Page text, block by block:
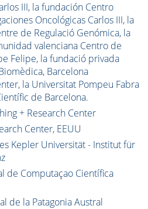
III, la fundación Centro
Oncológicas Carlos III, la
de Regulació Genómica, la
valenciana Centro de
Felipe, la fundació privada
Barcelona
la Universitat Pompeu Fabra
de Barcelona.
+ Research Center
Center, EEUU
Kepler Universität - Institut für
de Computaçao Científica
de la Patagonia Austral